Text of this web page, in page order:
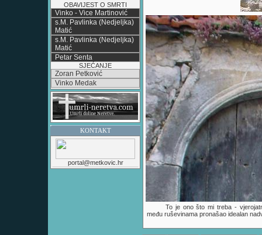
OBAVIJEST O SMRTI
Vinko - Vice Martinović
s.M. Pavlinka (Nedjeljka)
Matić
s.M. Pavlinka (Nedjeljka)
Matić
Petar Senta
SJEĆANJE
Zoran Petković
Vinko Medak
KONTAKT
portal@metkovic.hr
To je ono što mi treba -
među ruševinama pronašao idealan